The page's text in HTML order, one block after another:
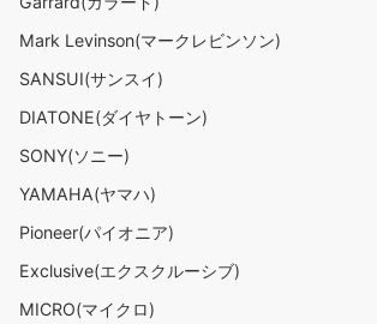
Mark Levinson(マークレビンソン)
SANSUI(サンスイ)
DIATONE(ダイヤトーン)
SONY(ソニー)
YAMAHA(ヤマハ)
Pioneer(パイオニア)
Exclusive(エクスクルーシブ)
MICRO(マイクロ)